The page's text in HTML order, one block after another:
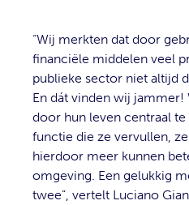
“Wij merkten dat door
financiële middelen veel
publieke sector niet altijd
En dát vinden wij
door hun leven centraal te
functie die ze vervullen,
hierdoor meer kunnen
omgeving. Een gelukkig
twee”, vertelt Luciano